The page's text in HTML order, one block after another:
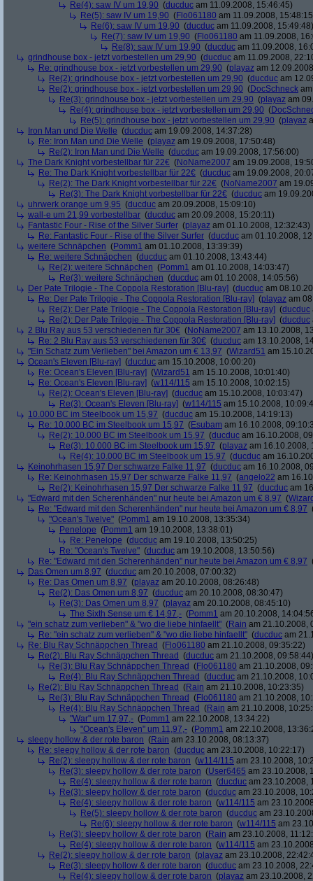
Re(4): saw IV um 19,90 (ducduc am 11.09.2008, 15:46:45)
Re(5): saw IV um 19,90 (Flo061180 am 11.09.2008,
Re(6): saw IV um 19,90 (ducduc am 11.09.2008, 15:49:48)
Re(7): saw IV um 19,90 (Flo061180 am 11.09.2008,
Re(8): saw IV um 19,90 (ducduc am 11.09.2008,
grindhouse box - jetzt vorbestellen um 29,90 (ducduc am 11.09.2008,
Re: grindhouse box - jetzt vorbestellen um 29,90 (playaz am
Re(2): grindhouse box - jetzt vorbestellen um 29,90 (ducduc am
Re(2): grindhouse box - jetzt vorbestellen um 29,90 (DocSchneck
Re(3): grindhouse box - jetzt vorbestellen um 29,90 (playaz am
Re(4): grindhouse box - jetzt vorbestellen um 29,90 (
Re(5): grindhouse box - jetzt vorbestellen um 29,90 (playaz
Iron Man und Die Welle (ducduc am 19.09.2008, 14:37:28)
Re: Iron Man und Die Welle (playaz am 19.09.2008, 17:50:48)
Re(2): Iron Man und Die Welle (ducduc am 19.09.2008, 17:56:00)
The Dark Knight vorbestellbar für 22€ (NoName2007 am 19.09.2008,
Re: The Dark Knight vorbestellbar für 22€ (ducduc am 19.09.2008,
Re(2): The Dark Knight vorbestellbar für 22€ (NoName2007 am
Re(3): The Dark Knight vorbestellbar für 22€ (ducduc am
uhrwerk orange um 9,95 (ducduc am 20.09.2008, 15:09:10)
wall-e um 21,99 vorbestellbar (ducduc am 20.09.2008, 15:20:11)
Fantastic Four - Rise of the Silver Surfer (playaz am 01.10.2008, 12:32:43)
Re: Fantastic Four - Rise of the Silver Surfer (ducduc am 01.10.2008,
weitere Schnäpchen (Pomm1 am 01.10.2008, 13:39:39)
Re: weitere Schnäpchen (ducduc am 01.10.2008, 13:43:44)
Re(2): weitere Schnäpchen (Pomm1 am 01.10.2008, 14:03:47)
Re(3): weitere Schnäpchen (ducduc am 01.10.2008, 14:05:56)
Der Pate Trilogie - The Coppola Restoration [Blu-ray] (ducduc am
Re: Der Pate Trilogie - The Coppola Restoration [Blu-ray] (playaz am
Re(2): Der Pate Trilogie - The Coppola Restoration [Blu-ray] (ducduc
Re(2): Der Pate Trilogie - The Coppola Restoration [Blu-ray] (ducduc
2 Blu Ray aus 53 verschiedenen für 30€ (NoName2007 am 13.10.2008,
Re: 2 Blu Ray aus 53 verschiedenen für 30€ (ducduc am 13.10.2008,
"Ein Schatz zum Verlieben" bei Amazon um € 13,97 (Wizard51 am
Ocean's Eleven [Blu-ray] (ducduc am 15.10.2008, 10:00:20)
Re: Ocean's Eleven [Blu-ray] (Wizard51 am 15.10.2008, 10:01:40)
Re: Ocean's Eleven [Blu-ray] (w114/115 am 15.10.2008, 10:02:15)
Re(2): Ocean's Eleven [Blu-ray] (ducduc am 15.10.2008, 10:03:47)
Re(3): Ocean's Eleven [Blu-ray] (w114/115 am 15.10.2008,
10.000 BC im Steelbook um 15,97 (ducduc am 15.10.2008, 14:19:13)
Re: 10.000 BC im Steelbook um 15,97 (Esubam am 16.10.2008,
Re(2): 10.000 BC im Steelbook um 15,97 (ducduc am 16.10.2008,
Re(3): 10.000 BC im Steelbook um 15,97 (playaz am 16.10.2008,
Re(4): 10.000 BC im Steelbook um 15,97 (ducduc am
Keinohrhasen 15,97 Der schwarze Falke 11,97 (ducduc am 16.10.2008,
Re: Keinohrhasen 15,97 Der schwarze Falke 11,97 (angelo22 am
Re(2): Keinohrhasen 15,97 Der schwarze Falke 11,97 (ducduc am
"Edward mit den Scherenhänden" nur heute bei Amazon um € 8,97 (
Re: "Edward mit den Scherenhänden" nur heute bei Amazon um € 8,97
"Ocean's Twelve" (Pomm1 am 19.10.2008, 13:35:34)
Penelope (Pomm1 am 19.10.2008, 13:38:01)
Re: Penelope (ducduc am 19.10.2008, 13:50:25)
Re: "Ocean's Twelve" (ducduc am 19.10.2008, 13:50:56)
Re: "Edward mit den Scherenhänden" nur heute bei Amazon um € 8,97
Das Omen um 8,97 (ducduc am 20.10.2008, 07:00:32)
Re: Das Omen um 8,97 (playaz am 20.10.2008, 08:26:48)
Re(2): Das Omen um 8,97 (ducduc am 20.10.2008, 08:30:47)
Re(3): Das Omen um 8,97 (playaz am 20.10.2008, 08:45:10)
The Sixth Sense um € 14,97,- (Pomm1 am 20.10.2008,
"ein schatz zum verlieben" & "wo die liebe hinfaellt" (Rain am 21.10.2008,
Re: "ein schatz zum verlieben" & "wo die liebe hinfaellt" (ducduc am
Re: Blu Ray Schnäppchen Thread (Flo061180 am 21.10.2008, 09:35:22)
Re(2): Blu Ray Schnäppchen Thread (ducduc am 21.10.2008, 09:58:44)
Re(3): Blu Ray Schnäppchen Thread (Flo061180 am 21.10.2008,
Re(4): Blu Ray Schnäppchen Thread (ducduc am 21.10.2008,
Re(2): Blu Ray Schnäppchen Thread (Rain am 21.10.2008, 10:23:35)
Re(3): Blu Ray Schnäppchen Thread (Flo061180 am 21.10.2008,
Re(4): Blu Ray Schnäppchen Thread (Rain am 21.10.2008,
"War" um 17,97,- (Pomm1 am 22.10.2008, 13:34:22)
"Ocean's Eleven" um 11,97,- (Pomm1 am 22.10.2008,
sleepy hollow & der rote baron (Rain am 23.10.2008, 08:13:37)
Re: sleepy hollow & der rote baron (ducduc am 23.10.2008, 10:22:17)
Re(2): sleepy hollow & der rote baron (w114/115 am 23.10.2008,
Re(3): sleepy hollow & der rote baron (User6465 am 23.10.2008,
Re(4): sleepy hollow & der rote baron (ducduc am 23.10.2008,
Re(3): sleepy hollow & der rote baron (ducduc am 23.10.2008,
Re(4): sleepy hollow & der rote baron (w114/115 am
Re(5): sleepy hollow & der rote baron (ducduc am
Re(6): sleepy hollow & der rote baron (w114/115 am
Re(3): sleepy hollow & der rote baron (Rain am 23.10.2008,
Re(4): sleepy hollow & der rote baron (w114/115 am
Re(2): sleepy hollow & der rote baron (playaz am 23.10.2008,
Re(3): sleepy hollow & der rote baron (ducduc am 23.10.2008,
Re(4): sleepy hollow & der rote baron (playaz am 23.10.2008,